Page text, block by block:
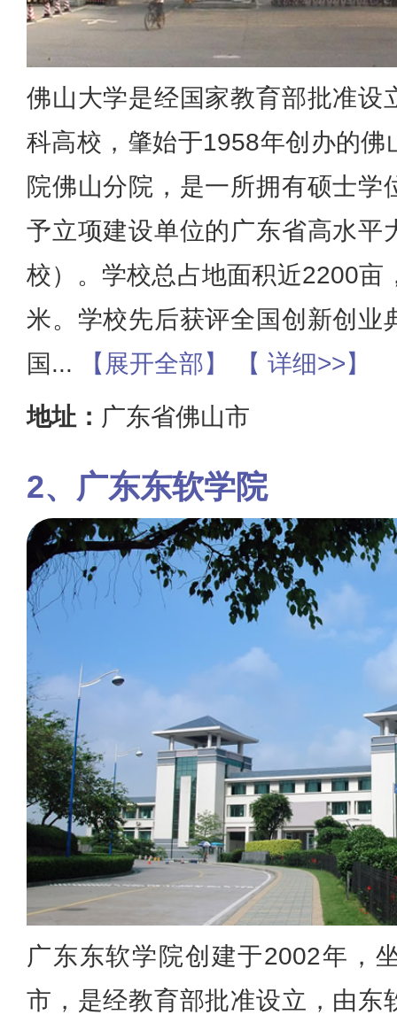
佛山大学是经国家教育部批准设
科高校，肇始于1958年创办的佛
院佛山分院，是一所拥有硕士学
予立项建设单位的广东省高水平
校）。学校总占地面积近2200亩
米。学校先后获评全国创新创业
国 ... 【展开全部】
【 详细>>】
地址： 广东省佛山市
广东东软学院
广东东软学院创建于2002年，
市，是经教育部批准设立，由东